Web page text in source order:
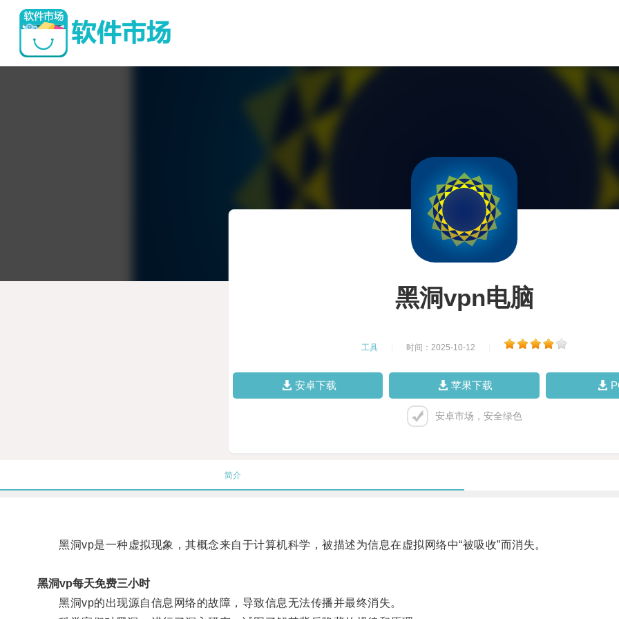
黑洞vpn电脑
工具 时间：2025-10-12
安卓下载 苹果下载
安卓市场，安全绿色
简介
黑洞vp是一种虚拟现象，其概念来自于计算机科学，被描述为信息在虚拟网络中“被吸收”而消失。
黑洞vp每天免费三小时
黑洞vp的出现源自信息网络的故障，导致信息无法传播并最终消失。